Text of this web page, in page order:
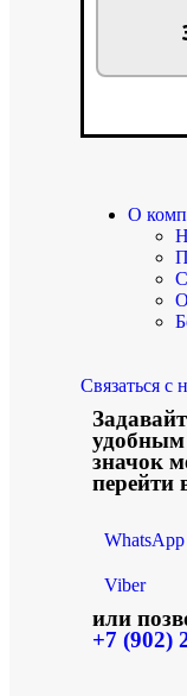
О
Связаться с
удобным
значок
перейти
WhatsApp
Viber
или
+7 (902)